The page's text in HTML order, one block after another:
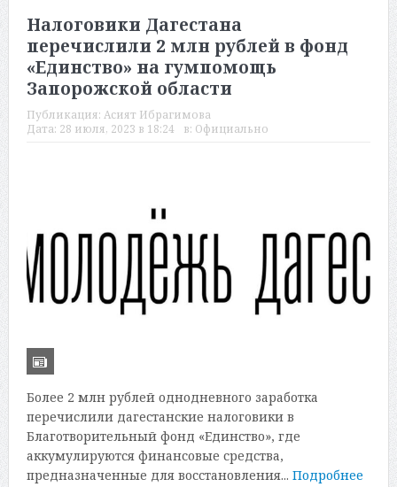
Налоговики Дагестана
перечислили 2 млн рублей в фонд
«Единство» на гумпомощь
Запорожской области
Публикация: Асият Ибрагимова
Дата: 28 июля, 2023 в 18:24 в: Официально
Более 2 млн рублей однодневного заработка
перечислили дагестанские налоговики в
Благотворительный фонд «Единство», где
аккумулируются финансовые средства,
предназначенные для восстановления... Подробнее